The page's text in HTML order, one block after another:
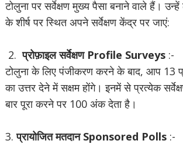
टोलुना पर सर्वेक्षण मुख्य पैसा बनाने वाले हैं।
के शीर्ष पर स्थित अपने सर्वेक्षण केंद्र पर जाएं:
2. प्रोफ़ाइल सर्वेक्षण Profile Surveys :-
टोलुना के लिए पंजीकरण करने के बाद, आप 13
का उत्तर देने में सक्षम होंगे। इनमें से प्रत्येक
बार पूरा करने पर 100 अंक देता है।
3.प्रायोजित मतदान Sponsored Polls:-